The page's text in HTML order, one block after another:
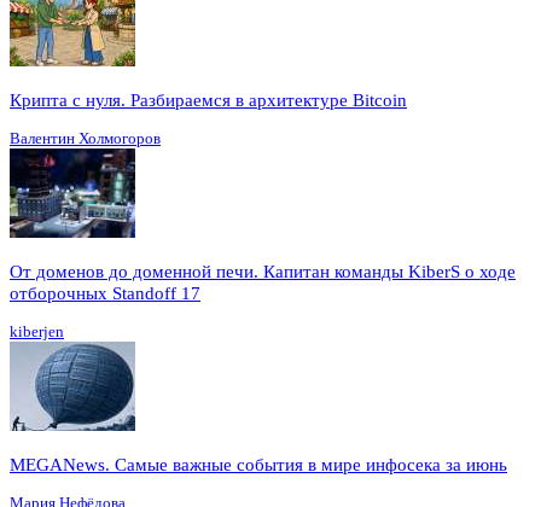
Крипта с нуля. Разбираемся в архитектуре Bitcoin
Валентин Холмогоров
От доменов до доменной печи. Капитан команды KiberS о ходе
отборочных Standoff 17
kiberjen
MEGANews. Cамые важные события в мире инфосека за июнь
Мария Нефёдова